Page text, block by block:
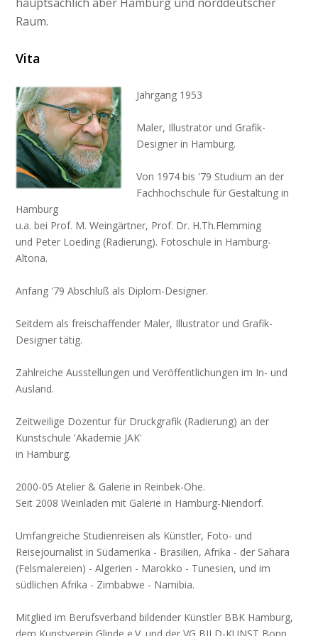
Raum.
Vita
Jahrgang 1953
Maler, Illustrator und Grafik-
Designer in Hamburg.
Von 1974 bis '79 Studium an der
Fachhochschule für Gestaltung in
Hamburg
u.a. bei Prof. M. Weingärtner, Prof. Dr. H.Th.Flemming
und Peter Loeding (Radierung). Fotoschule in Hamburg-
Altona.
Anfang '79 Abschluß als Diplom-Designer.
Seitdem als freischaffender Maler, Illustrator und Grafik-
Designer tätig.
Zahlreiche Ausstellungen und Veröffentlichungen im In- und
Ausland.
Zeitweilige Dozentur für Druckgrafik (Radierung) an der
Kunstschule 'Akademie JAK'
in Hamburg.
2000-05 Atelier & Galerie in Reinbek-Ohe.
Seit 2008 Weinladen mit Galerie in Hamburg-Niendorf.
Umfangreiche Studienreisen als Künstler, Foto- und
Reisejournalist in Südamerika - Brasilien, Afrika - der Sahara
(Felsmalereien) - Algerien - Marokko - Tunesien, und im
südlichen Afrika - Zimbabwe - Namibia.
Mitglied im Berufsverband bildender Künstler BBK Hamburg,